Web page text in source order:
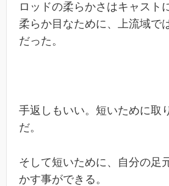
ロッドの柔らかさはキャスト
柔らか目なために、上流域で
だった。
手返しもいい。短いために取
だ。
そして短いために、自分の足
かす事ができる。